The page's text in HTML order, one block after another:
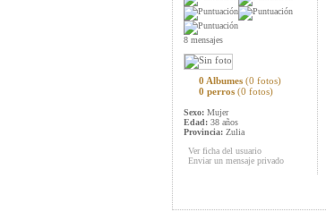
8 mensajes
0 Albumes (0 fotos)
0 perros (0 fotos)
Sexo: Mujer
Edad: 38 años
Provincia: Zulia
Ver ficha del usuario
Enviar un mensaje privado